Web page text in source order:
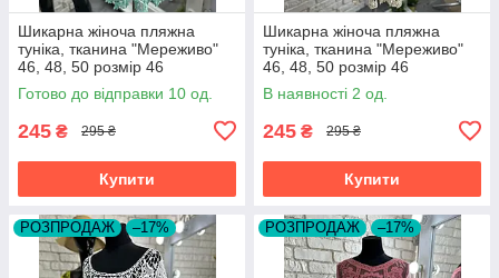
Шикарна жіноча пляжна
туніка, тканина "Мереживо"
46, 48, 50 розмір 46
Готово до відправки 10 од.
245 ₴ 295 ₴
Купити
Шикарна жіноча пляжна
туніка, тканина "Мереживо"
46, 48, 50 розмір 46
В наявності 2 од.
245 ₴ 295 ₴
Купити
РОЗПРОДАЖ –17% РОЗПРОДАЖ –17%